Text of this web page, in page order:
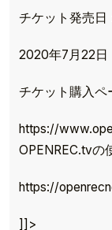
TOP
チケット発売日
2020年7月22日
チケット購入ペ
https://
OPENREC.tvの
https://
]]>